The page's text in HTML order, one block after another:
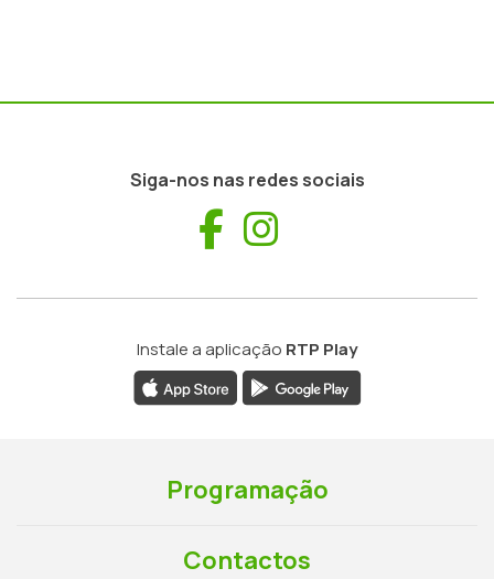
Siga-nos nas redes sociais
Facebook
Instale a aplicação RTP Play
Programação
Contactos